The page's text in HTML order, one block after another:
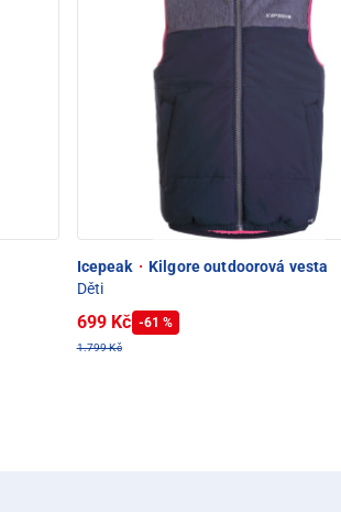
Icepeak · Kilgore outdoorová vesta
Děti
699 Kč -61 %
1.799 Kč